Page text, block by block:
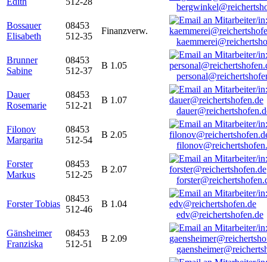
Bossauer
Elisabeth
08453
512-35
Finanzverw.
Brunner
Sabine
08453
512-37
B 1.05
Dauer
Rosemarie
08453
512-21
B 1.07
Filonov
Margarita
08453
512-54
B 2.05
Forster
Markus
08453
512-25
B 2.07
Forster Tobias
08453
512-46
B 1.04
edv@reichertshofen.de
Gänsheimer
Franziska
08453
512-51
B 2.09